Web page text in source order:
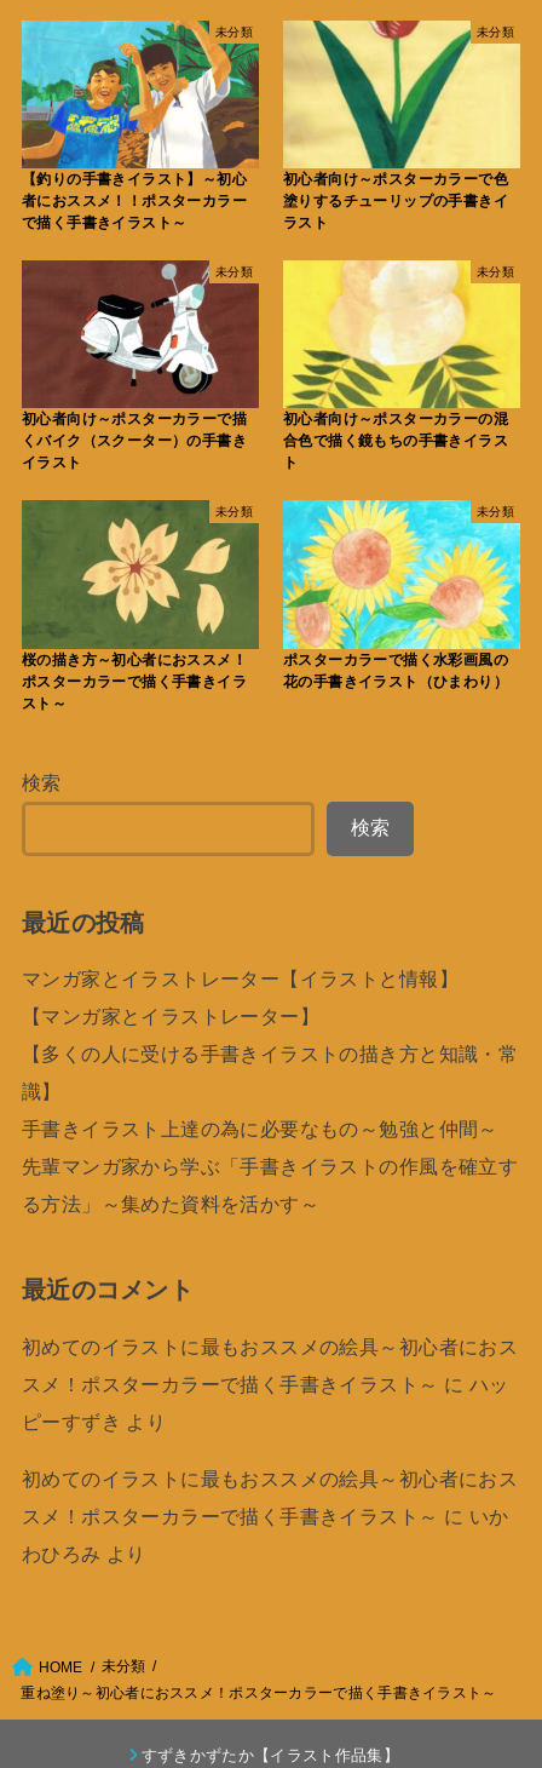
未分類
【釣りの手書きイラスト】～初心
者におススメ！！ポスターカラー
で描く手書きイラスト～
未分類
初心者向け～ポスターカラーで色
塗りするチューリップの手書きイ
ラスト
未分類
初心者向け～ポスターカラーで描
くバイク（スクーター）の手書き
イラスト
未分類
初心者向け～ポスターカラーの混
合色で描く鏡もちの手書きイラス
ト
未分類
桜の描き方～初心者におススメ！
ポスターカラーで描く手書きイラ
スト～
未分類
ポスターカラーで描く水彩画風の
花の手書きイラスト（ひまわり）
検索
検索
最近の投稿
マンガ家とイラストレーター【イラストと情報】
【マンガ家とイラストレーター】
【多くの人に受ける手書きイラストの描き方と知識・常
識】
手書きイラスト上達の為に必要なもの～勉強と仲間～
先輩マンガ家から学ぶ「手書きイラストの作風を確立す
る方法」～集めた資料を活かす～
最近のコメント
初めてのイラストに最もおススメの絵具～初心者におス
スメ！ポスターカラーで描く手書きイラスト～ に ハッ
ピーすずき より
初めてのイラストに最もおススメの絵具～初心者におス
スメ！ポスターカラーで描く手書きイラスト～ に いか
わひろみ より
HOME
未分類
重ね塗り～初心者におススメ！ポスターカラーで描く手書きイラスト～
すずきかずたか【イラスト作品集】